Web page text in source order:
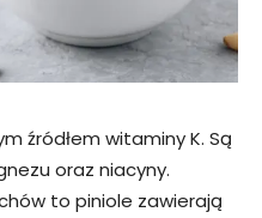
źródłem witaminy K. Są
oraz niacyny.
to piniole zawierają